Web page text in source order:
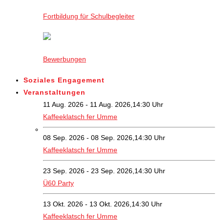
Fortbildung für Schulbegleiter
Bewerbungen
Soziales Engagement
Veranstaltungen
11 Aug. 2026 - 11 Aug. 2026,14:30 Uhr
Kaffeeklatsch fer Umme
08 Sep. 2026 - 08 Sep. 2026,14:30 Uhr
Kaffeeklatsch fer Umme
23 Sep. 2026 - 23 Sep. 2026,14:30 Uhr
Ü60 Party
13 Okt. 2026 - 13 Okt. 2026,14:30 Uhr
Kaffeeklatsch fer Umme